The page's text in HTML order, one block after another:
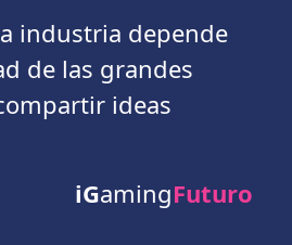
industria depende
de las grandes
ideas
iGamingFuturo